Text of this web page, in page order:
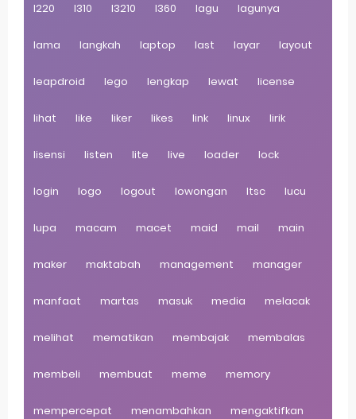
l220 l310 l3210 l360 lagu lagunya
lama langkah laptop last layar layout
leapdroid lego lengkap lewat license
lihat like liker likes link linux lirik
lisensi listen lite live loader lock
login logo logout lowongan ltsc lucu
lupa macam macet maid mail main
maker maktabah management manager
manfaat martas masuk media melacak
melihat mematikan membajak membalas
membeli membuat meme memory
mempercepat menambahkan mengaktifkan